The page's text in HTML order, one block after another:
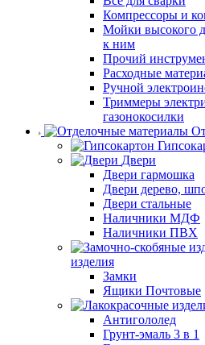
Компрессоры и
Мойки высокого
к ним
Прочий
Расходные
Ручной
Триммеры
газонокосилки
Двери
Двери гармошка
Двери дерево,
Двери стальные
Наличники МДФ
Наличники ПВХ
изделия
Замки
Ящики Почтовые
Антигололед
Грунт-эмаль 3 в 1